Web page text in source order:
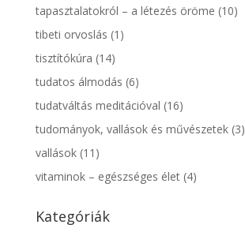
tapasztalatokról – a létezés öröme (10)
tibeti orvoslás (1)
tisztítókúra (14)
tudatos álmodás (6)
tudatváltás meditációval (16)
tudományok, vallások és művészetek(3)
vallások(11)
vitaminok – egészséges élet(4)
Kategóriák